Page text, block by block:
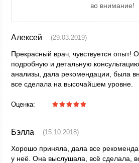
во внимание!
Алексей (29.03.2019)
Прекрасный врач, чувствуется опыт!
подробную и детальную
анализы, дала рекомендации, была
все сделала на высочайшем уровне.
Оценка:
Бэлла (15.10.2018)
Хорошо приняла, дала все
у неё. Она выслушала, всё сделала,